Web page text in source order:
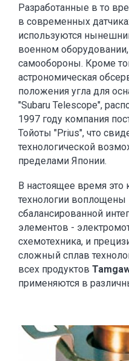
Разработанные в то
в современных
используются
военном
самообороны. Кроме
астрономическая
положения угла для
"Subaru Telescope",
1997 году компания
Тойоты "Prius", что
технологической
пределами Японии.
В настоящее время
технологии воплощены
сбалансированной
элементов -
схемотехника, и
сложный сплав
всех продуктов
применяются в